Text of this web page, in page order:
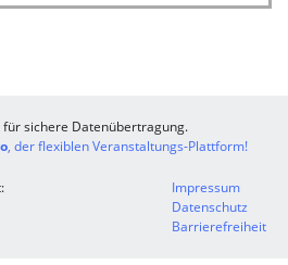
für sichere Datenübertragung.
, der flexiblen Veranstaltungs-Plattform!
Impressum
Datenschutz
Barrierefreiheit